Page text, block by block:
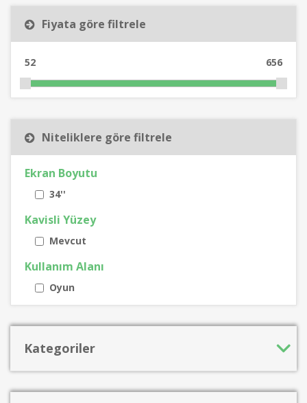
Fiyata göre filtrele
52 656
Niteliklere göre filtrele
Ekran Boyutu
34''
Kavisli Yüzey
Mevcut
Kullanım Alanı
Oyun
Kategoriler